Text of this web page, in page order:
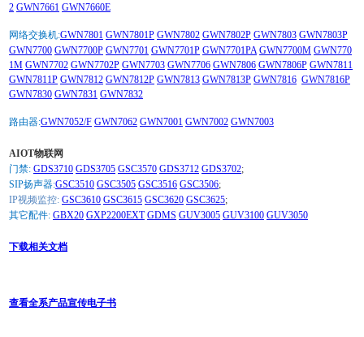
2 GWN7661 GWN7660E
网络交换机:GWN7801 GWN7801P GWN7802 GWN7802P GWN7803 GWN7803P
GWN7700 GWN7700P GWN7701 GWN7701P GWN7701PA GWN7700M GWN770
1M GWN7702 GWN7702P GWN7703 GWN7706 GWN7806 GWN7806P GWN7811
GWN7811P GWN7812 GWN7812P GWN7813 GWN7813P GWN7816 GWN7816P
GWN7830 GWN7831 GWN7832
路由器:GWN7052/F GWN7062 GWN7001 GWN7002 GWN7003
AIOT物联网
门禁: GDS3710 GDS3705 GSC3570 GDS3712 GDS3702;
SIP扬声器:GSC3510 GSC3505 GSC3516 GSC3506;
IP视频监控: GSC3610 GSC3615 GSC3620 GSC3625;
其它配件: GBX20 GXP2200EXT GDMS GUV3005 GUV3100 GUV3050
下载相关文档
查看全系产品宣传电子书